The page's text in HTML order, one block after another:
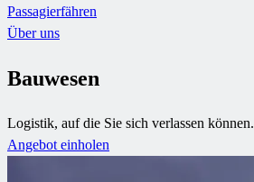
Passagierfähren
Über uns
Bauwesen
Logistik, auf die Sie sich verlassen können.
Angebot einholen